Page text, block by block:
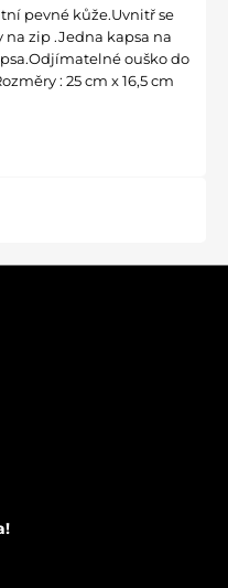
pevné kůže.Uvnitř se
zip .Jedna kapsa na
ouško do
: 25 cm x 16,5 cm